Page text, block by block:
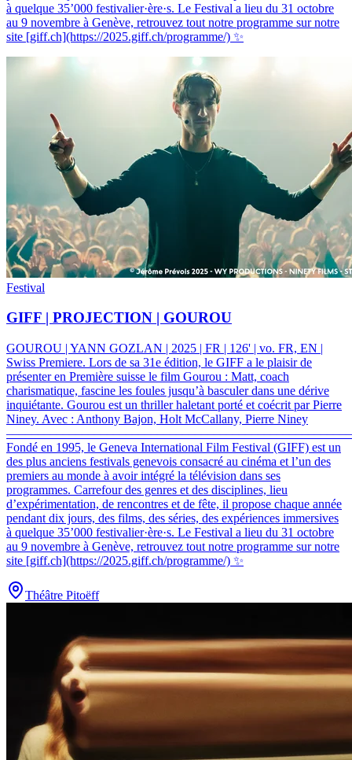
à quelque 35’000 festivalier·ère·s. Le Festival a lieu du 31 octobre
au 9 novembre à Genève, retrouvez tout notre programme sur notre
site [giff.ch](https://2025.giff.ch/programme/) ✨
Festival
GIFF | PROJECTION | GOUROU
GOUROU | YANN GOZLAN | 2025 | FR | 126' | vo. FR, EN |
Swiss Premiere. Lors de sa 31e édition, le GIFF a le plaisir de
présenter en Première suisse le film Gourou : Matt, coach
charismatique, fascine les foules jusqu’à basculer dans une dérive
inquiétante. Gourou est un thriller haletant porté et coécrit par Pierre
Niney. Avec : Anthony Bajon, Holt McCallany, Pierre Niney
Fondé en 1995, le Geneva International Film Festival (GIFF) est un
des plus anciens festivals genevois consacré au cinéma et l’un des
premiers au monde à avoir intégré la télévision dans ses
programmes. Carrefour des genres et des disciplines, lieu
d’expérimentation, de rencontres et de fête, il propose chaque année
pendant dix jours, des films, des séries, des expériences immersives
à quelque 35’000 festivalier·ère·s. Le Festival a lieu du 31 octobre
au 9 novembre à Genève, retrouvez tout notre programme sur notre
site [giff.ch](https://2025.giff.ch/programme/) ✨
Théâtre Pitoëff